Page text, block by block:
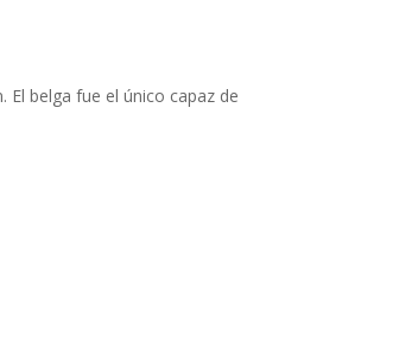
belga fue el único capaz de